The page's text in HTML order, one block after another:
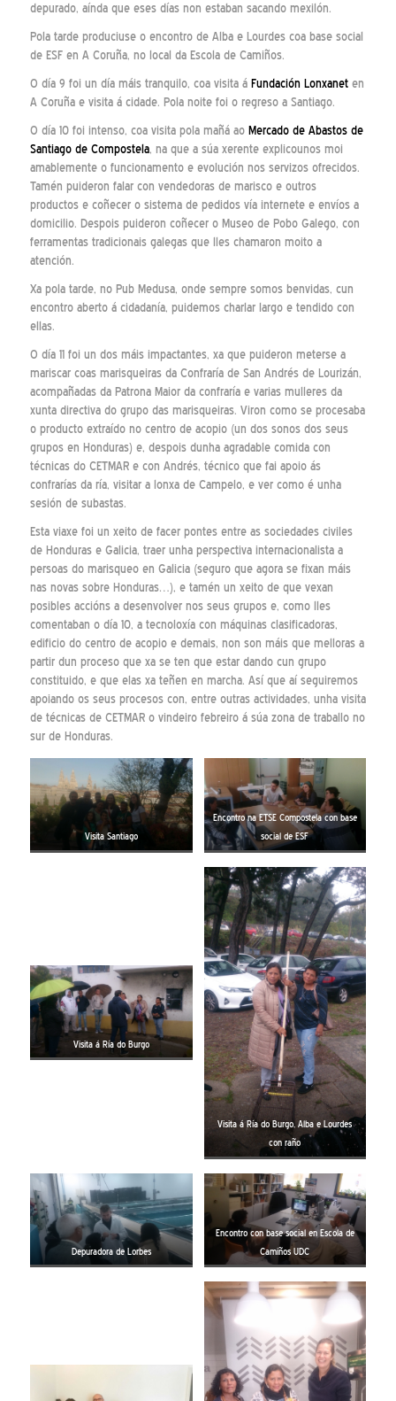
depurado, aínda que eses días non estaban sacando mexilón.
Pola tarde produciuse o encontro de Alba e Lourdes coa base social
de ESF en A Coruña, no local da Escola de Camiños.
O día 9 foi un día máis tranquilo, coa visita á Fundación Lonxaneten
A Coruña e visita á cidade. Pola noite foi o regreso a Santiago.
O día 10 foi intenso, coa visita pola mañá ao Mercado de Abastos de
Santiago de Compostela, na que a súa xerente explicounos moi
amablemente o funcionamento e evolución nos servizos ofrecidos.
Tamén puideron falar con vendedoras de marisco e outros
productos e coñecer o sistema de pedidos vía internete e envíos a
domicilio. Despois puideron coñecer o Museo de Pobo Galego, con
ferramentas tradicionais galegas que lles chamaron moito a
atención.
Xa pola tarde, no Pub Medusa, onde sempre somos benvidas, cun
encontro aberto á cidadanía, puidemos charlar largo e tendido con
ellas.
O día 11 foi un dos máis impactantes, xa que puideron meterse a
mariscar coas marisqueiras da Confraría de San Andrés de Lourizán,
acompañadas da Patrona Maior da confraría e varias mulleres da
xunta directiva do grupo das marisqueiras. Viron como se procesaba
o producto extraído no centro de acopio (un dos sonos dos seus
grupos en Honduras) e, despois dunha agradable comida con
técnicas do CETMAR e con Andrés, técnico que fai apoio ás
confrarías da ría, visitar a lonxa de Campelo, e ver como é unha
sesión de subastas.
Esta viaxe foi un xeito de facer pontes entre as sociedades civiles
de Honduras e Galicia, traer unha perspectiva internacionalista a
persoas do marisqueo en Galicia (seguro que agora se fixan máis
nas novas sobre Honduras…), e tamén un xeito de que vexan
posibles accións a desenvolver nos seus grupos e, como lles
comentaban o día 10, a tecnoloxía con máquinas clasificadoras,
edificio do centro de acopio e demais, non son máis que melloras a
partir dun proceso que xa se ten que estar dando cun grupo
constituido, e que elas xa teñen en marcha. Así que aí seguiremos
apoiando os seus procesos con, entre outras actividades, unha visita
de técnicas de CETMAR o vindeiro febreiro á súa zona de traballo no
sur de Honduras.
Visita Santiago
Encontro na ETSE Compostela con base
social de ESF
Visita á Ría do Burgo
Visita á Ría do Burgo, Alba e Lourdes
con raño
Depuradora de Lorbes
Encontro con base social en Escola de
Camiños UDC